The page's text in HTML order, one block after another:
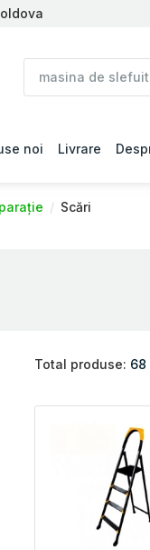
noi Livrare
Scări
Total produse: 68